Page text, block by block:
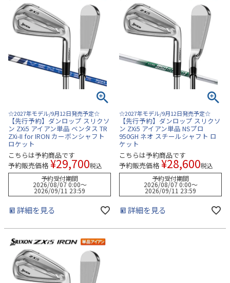
☆2027年モデル/9月12日発売予定☆
【先行予約】ダンロップ スリクソ
ン ZXi5 アイアン単品 ベンタス TR
ZXi-II for IRON カーボンシャフト
ロケット
こちらは予約商品です
予約販売価格 ¥29,700税込
予約受付期間
2026/08/07 0:00〜
2026/09/11 23:59
詳細を見る
☆2027年モデル/9月12日発売予定☆
【先行予約】ダンロップ スリクソ
ン ZXi5 アイアン単品 NSプロ
950GH ネオ スチールシャフト ロ
ケット
こちらは予約商品です
予約販売価格 ¥28,600税込
予約受付期間
2026/08/07 0:00〜
2026/09/11 23:59
詳細を見る